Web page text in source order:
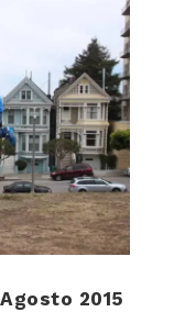
Agosto 2015